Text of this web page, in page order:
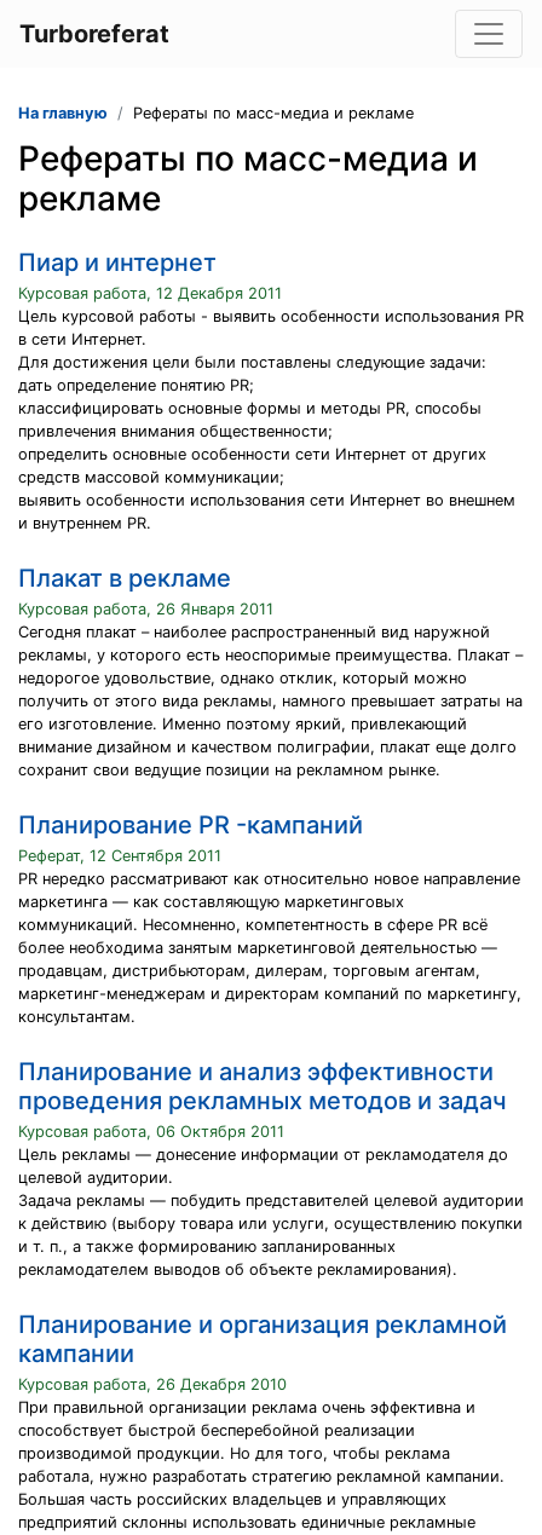
Turboreferat
На главную Рефераты по масс-медиа и рекламе
Рефераты по масс-медиа и
рекламе
Пиар и интернет
Курсовая работа, 12 Декабря 2011
Цель курсовой работы - выявить особенности использования PR
в сети Интернет.
Для достижения цели были поставлены следующие задачи:
дать определение понятию PR;
классифицировать основные формы и методы PR, способы
привлечения внимания общественности;
определить основные особенности сети Интернет от других
средств массовой коммуникации;
выявить особенности использования сети Интернет во внешнем
и внутреннем PR.
Плакат в рекламе
Курсовая работа, 26 Января 2011
Сегодня плакат – наиболее распространенный вид наружной
рекламы, у которого есть неоспоримые преимущества. Плакат –
недорогое удовольствие, однако отклик, который можно
получить от этого вида рекламы, намного превышает затраты на
его изготовление. Именно поэтому яркий, привлекающий
внимание дизайном и качеством полиграфии, плакат еще долго
сохранит свои ведущие позиции на рекламном рынке.
Планирование PR -кампаний
Реферат, 12 Сентября 2011
PR нередко рассматривают как относительно новое направление
маркетинга — как составляющую маркетинговых
коммуникаций. Несомненно, компетентность в сфере PR всё
более необходима занятым маркетинговой деятельностью —
продавцам, дистрибьюторам, дилерам, торговым агентам,
маркетинг-менеджерам и директорам компаний по маркетингу,
консультантам.
Планирование и анализ эффективности
проведения рекламных методов и задач
Курсовая работа, 06 Октября 2011
Цель рекламы — донесение информации от рекламодателя до
целевой аудитории.
Задача рекламы — побудить представителей целевой аудитории
к действию (выбору товара или услуги, осуществлению покупки
и т. п., а также формированию запланированных
рекламодателем выводов об объекте рекламирования).
Планирование и организация рекламной
кампании
Курсовая работа, 26 Декабря 2010
При правильной организации реклама очень эффективна и
способствует быстрой бесперебойной реализации
производимой продукции. Но для того, чтобы реклама
работала, нужно разработать стратегию рекламной кампании.
Большая часть российских владельцев и управляющих
предприятий склонны использовать единичные рекламные